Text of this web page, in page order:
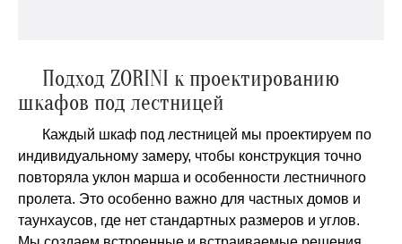
Подход ZORINI к проектированию
шкафов под лестницей
Каждый шкаф под лестницей мы проектируем по
индивидуальному замеру, чтобы конструкция точно
повторяла уклон марша и особенности лестничного
пролета. Это особенно важно для частных домов и
таунхаусов, где нет стандартных размеров и углов.